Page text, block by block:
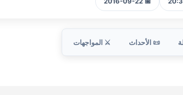
📜 الأحداث ⚔️ المواجهات